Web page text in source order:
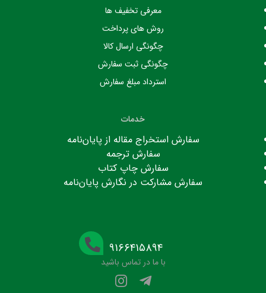
معرفی تخفیف ها
روش های پرداخت
چگونگی ارسال کالا
چگونگی ثبت سفارش
استرداد مبلغ سفارش
خدمات
سفارش استخراج مقاله از پایان‌نامه
سفارش ترجمه
سفارش چاپ کتاب
سفارش مشارکت در نگارش پایان‌نامه
۹۱۶۶۴۱۵۸۹۴
با ما در تماس باشید